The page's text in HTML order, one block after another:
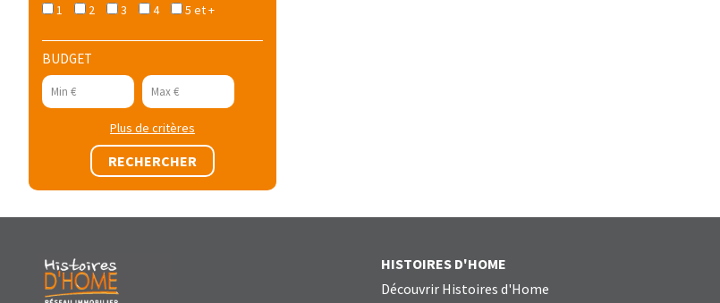
1 2 3 4 5 et +
BUDGET
Plus de critères
HISTOIRES D'HOME
Découvrir Histoires d'Home